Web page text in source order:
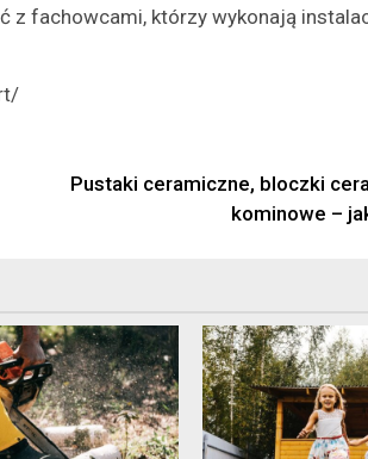
z fachowcami, którzy wykonają
Pustaki ceramiczne, bloczki
kominowe –